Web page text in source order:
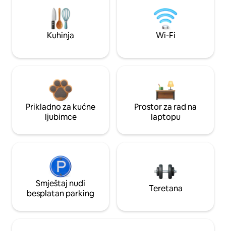
Kuhinja Wi-Fi
Prikladno za kućne
ljubimce
Prostor za rad na
laptopu
Smještaj nudi
besplatan parking
Teretana